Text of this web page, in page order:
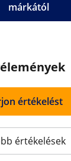
márkától
értékelést
reviews